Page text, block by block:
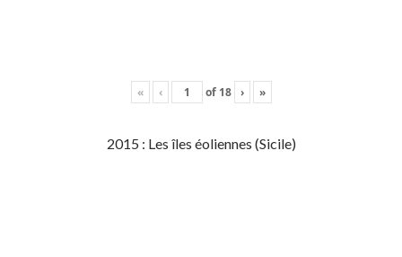
« ‹ of 18 › »
2015 : Les îles éoliennes (Sicile)